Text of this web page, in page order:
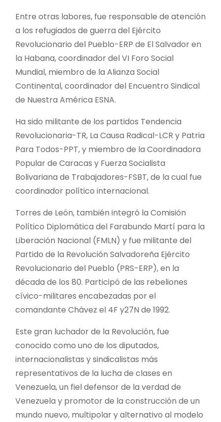
Entre otras labores, fue responsable de atención
a los refugiados de guerra del Ejército
Revolucionario del Pueblo-ERP de El Salvador en
la Habana, coordinador del VI Foro Social
Mundial, miembro de la Alianza Social
Continental, coordinador del Encuentro Sindical
de Nuestra América ESNA.
Ha sido militante de los partidos Tendencia
Revolucionaria-TR, La Causa Radical-LCR y Patria
Para Todos-PPT, y miembro de la Coordinadora
Popular de Caracas y Fuerza Socialista
Bolivariana de Trabajadores-FSBT, de la cual fue
coordinador político internacional.
Torres de León, también integró la Comisión
Político Diplomática del Farabundo Martí para la
Liberación Nacional (FMLN) y fue militante del
Partido de la Revolución Salvadoreña Ejército
Revolucionario del Pueblo (PRS-ERP), en la
década de los 80. Participó de las rebeliones
cívico-militares encabezadas por el
comandante Chávez el 4F y27N de 1992.
Este gran luchador de la Revolución, fue
conocido como uno de los diputados,
internacionalistas y sindicalistas más
representativos de la lucha de clases en
Venezuela, un fiel defensor de la verdad de
Venezuela y promotor de la construcción de un
mundo nuevo, multipolar y alternativo al modelo